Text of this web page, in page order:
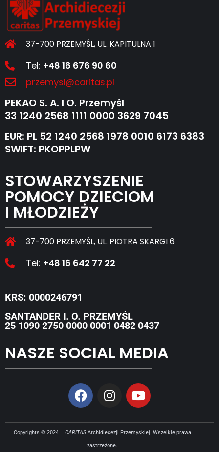
37-700 PRZEMYŚL, UL. KAPITULNA 1
Tel: +48 16 676 90 60
przemysl@caritas.pl
PEKAO S. A. I O. Przemyśl
33 1240 2568 1111 0000 3629 7045
EUR: PL 52 1240 2568 1978 0010 6173 6383
SWIFT: PKOPPLPW
STOWARZYSZENIE
POMOCY DZIECIOM
I MŁODZIEŻY
37-700 PRZEMYŚL, UL. PIOTRA SKARGI 6
Tel: +48 16 642 77 22
KRS: 0000246791
SANTANDER I. O. PRZEMYŚL
25 1090 2750 0000 0001 0482 0437
NASZE SOCIAL MEDIA
Copyrights © 2024 – CARITASArchidiecezji Przemyskiej. Wszelkie prawa
zastrzeżone.